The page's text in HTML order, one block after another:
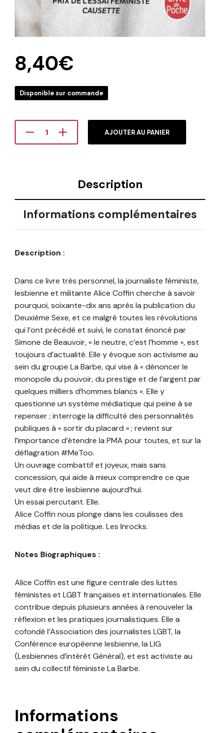
8,40€
Disponible sur commande
AJOUTER AU PANIER
Description
Informations complémentaires
Description :
Dans ce livre très personnel, la journaliste féministe,
lesbienne et militante Alice Coffin cherche à savoir
pourquoi, soixante-dix ans après la publication du
Deuxième Sexe, et ce malgré toutes les révolutions
qui l’ont précédé et suivi, le constat énoncé par
Simone de Beauvoir, « le neutre, c’est l’homme », est
toujours d’actualité. Elle y évoque son activisme au
sein du groupe La Barbe, qui vise à « dénoncer le
monopole du pouvoir, du prestige et de l’argent par
quelques milliers d’hommes blancs ». Elle y
questionne un système médiatique qui peine à se
repenser ; interroge la difficulté des personnalités
publiques à « sortir du placard » ; revient sur
l’importance d’étendre la PMA pour toutes, et sur la
déflagration #MeToo.
Un ouvrage combattif et joyeux, mais sans
concession, qui aide à mieux comprendre ce que
veut dire être lesbienne aujourd’hui.
Un essai percutant. Elle.
Alice Coffin nous plonge dans les coulisses des
médias et de la politique. Les Inrocks.
Notes Biographiques :
Alice Coffin est une figure centrale des luttes
féministes et LGBT françaises et internationales. Elle
contribue depuis plusieurs années à renouveler la
réflexion et les pratiques journalistiques. Elle a
cofondé l’Association des journalistes LGBT, la
Conférence européenne lesbienne, la LIG
(Lesbiennes d’intérêt Général), et est activiste au
sein du collectif féministe La Barbe.
Informations